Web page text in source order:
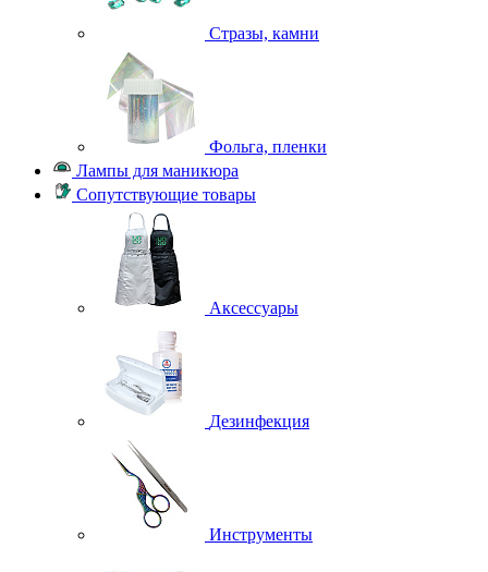
Стразы, камни
Фольга, пленки
Лампы для маникюра
Сопутствующие товары
Аксессуары
Дезинфекция
Инструменты